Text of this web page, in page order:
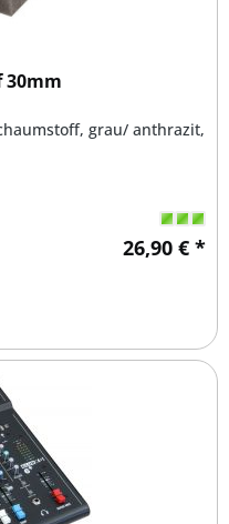
30mm
grau/ anthrazit,
26,90 € *